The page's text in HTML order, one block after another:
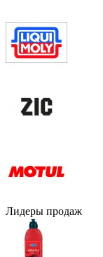
Лидеры продаж